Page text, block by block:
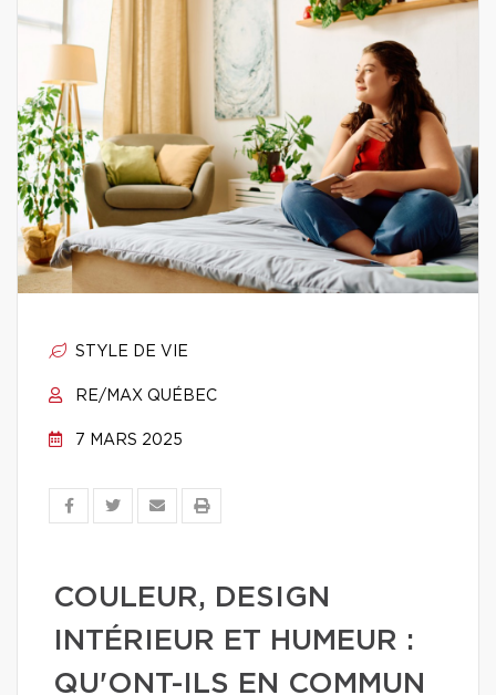
STYLE DE VIE
RE/MAX QUÉBEC
7 MARS 2025
COULEUR, DESIGN
INTÉRIEUR ET HUMEUR :
QU'ONT-ILS EN COMMUN